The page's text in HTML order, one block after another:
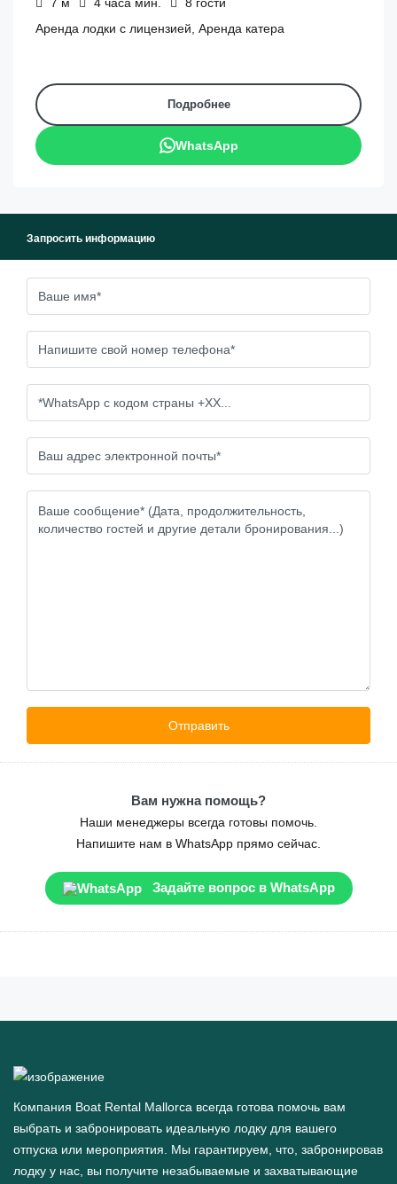
Аренда лодки с лицензией, Аренда катера
Подробнее
WhatsApp
Запросить информацию
Вам нужна помощь?
Наши менеджеры всегда готовы помочь.
Напишите нам в WhatsApp прямо сейчас.
Задайте вопрос в WhatsApp
Компания Boat Rental Mallorca всегда готова помочь вам
выбрать и забронировать идеальную лодку для вашего
отпуска или мероприятия. Мы гарантируем, что, забронировав
лодку у нас, вы получите незабываемые и захватывающие